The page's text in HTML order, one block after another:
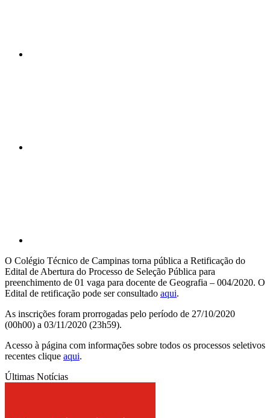
O Colégio Técnico de Campinas torna pública a Retificação do
Edital de Abertura do Processo de Seleção Pública para
preenchimento de 01 vaga para docente de Geografia – 004/2020. O
Edital de retificação pode ser consultado aqui.
As inscrições foram prorrogadas pelo período de 27/10/2020
(00h00) a 03/11/2020 (23h59).
Acesso à página com informações sobre todos os processos seletivos
recentes clique aqui.
Últimas Notícias